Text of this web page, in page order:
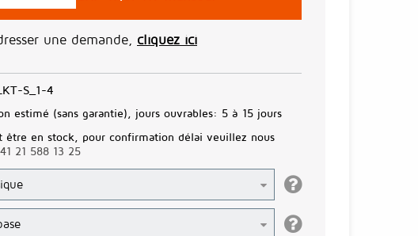
une demande, cliquez ici
S_1-4
estimé (sans garantie), jours ouvrables: 5 à 15 jours
être en stock, pour confirmation délai veuillez nous
21 588 13 25